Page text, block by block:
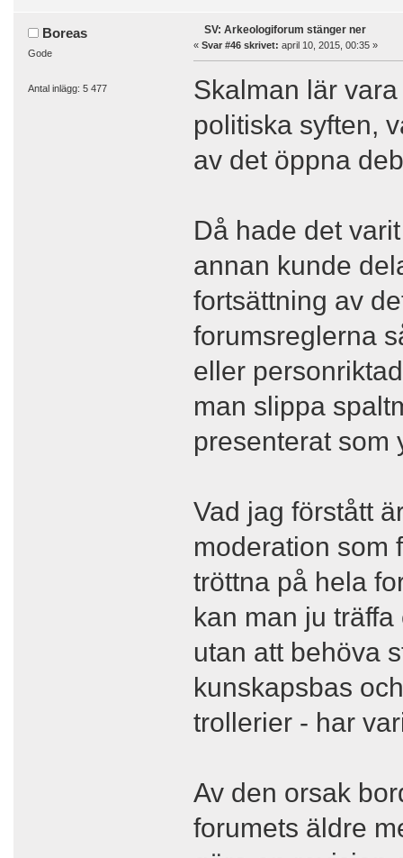
Boreas
Gode
Antal inlägg: 5 477
SV: Arkeologiforum stänger ner
« Svar #46 skrivet: april 10, 2015, 00:35 »
Skalman lär
politiska syften,
av det öppna
Då hade det
annan kunde
fortsättning av
forumsreglerna
eller
man slippa
presenterat som
Vad jag förstått
moderation som
tröttna på hela
kan man ju
utan att behöva
kunskapsbas
trollerier - har
Av den orsak
forumets äldre